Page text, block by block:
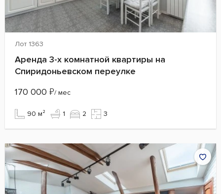
Лот 1363
Аренда 3-х комнатной квартиры на
Спиридоньевском переулке
170 000 ₽/ мес
90 м² 1 2 3